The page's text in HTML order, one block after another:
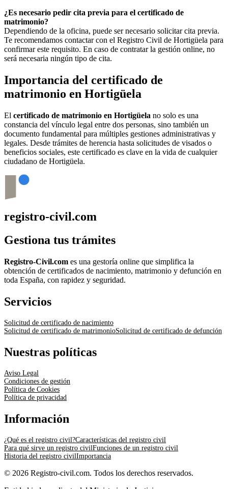
¿Es necesario pedir cita previa para el certificado de
matrimonio?
Dependiendo de la oficina, puede ser necesario solicitar cita previa.
Te recomendamos contactar con el Registro Civil de Hortigüela para
confirmar este requisito. En caso de contratar la gestión online, no
será necesaria ningún tipo de cita.
Importancia del certificado de
matrimonio en Hortigüela
El certificado de matrimonio en Hortigüela no solo es una
constancia del vínculo legal entre dos personas, sino también un
documento fundamental para múltiples gestiones administrativas y
legales. Desde trámites de herencia hasta solicitudes de visados o
beneficios sociales, este certificado es clave en la vida de cualquier
ciudadano de Hortigüela.
registro-civil.com
Gestiona tus trámites
Registro-Civil.com es una gestoría online que simplifica la
obtención de certificados de nacimiento, matrimonio y defunción en
toda España, con rapidez y seguridad.
Servicios
Solicitud de certificado de nacimiento
Solicitud de certificado de matrimonioSolicitud de certificado de defunción
Nuestras políticas
Aviso Legal
Condiciones de gestión
Política de Cookies
Política de privacidad
Información
¿Qué es el registro civil?Características del registro civil
Para qué sirve un registro civilFunciones de un registro civil
Historia del registro civilImportancia
© 2026 Registro-civil.com. Todos los derechos reservados.